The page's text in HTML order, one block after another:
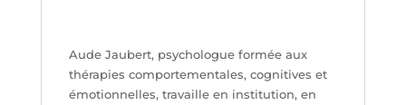
Aude Jaubert, psychologue formée aux
thérapies comportementales, cognitives et
émotionnelles, travaille en institution, en